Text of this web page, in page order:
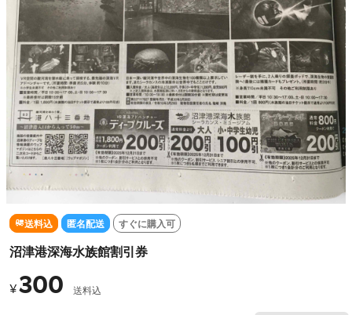
送料込 匿名配送 すぐに購入可
沼津港深海水族館割引券
¥300 送料込